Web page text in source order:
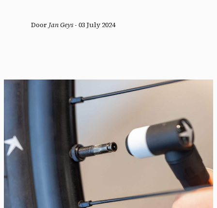
Door Jan Geys- 03 July 2024